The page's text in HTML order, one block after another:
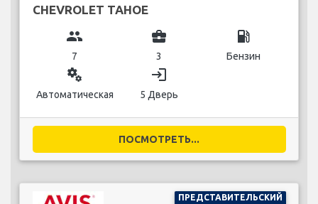
CHEVROLET TAHOE
group
7
business_center
3
local_gas_station
Бензин
miscellaneous_services
Автоматическая
login
5 Дверь
ПОСМОТРЕТЬ...
ПРЕДСТАВИТЕЛЬСКИЙ